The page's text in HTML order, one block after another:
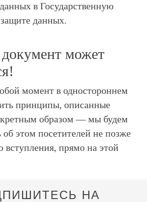
в Государственную
данных.
может
момент в одностороннем
принципы, описанные
образом — мы будем
об этом посетителей не позже
вступления, прямо на этой
НА